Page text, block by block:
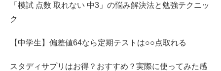
「模試 点数 取れない 中3」の悩み解決法と勉強テクニッ
ク
【中学生】偏差値64なら定期テストは○○点取れる
スタディサプリはお得？おすすめ？実際に使ってみた感